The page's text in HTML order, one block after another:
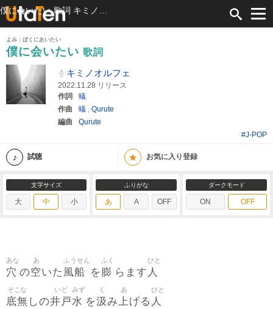
よみ：ぼくにあいたい
僕に会いたい 歌詞
キミノオルフェ
2022.11.28 リリース
作詞
蟻
作曲
蟻 , Qurute
編曲
Qurute
#J-POP
試聴 ★ お気に入り登録
文字サイズ
大 中 小
ふりがな
あ A OFF
ダークモード
ON OFF
穴
あな
の空
あ
いた 風船
ふうせん
を膨
ふく
らます 人
ひと
底無
そこな
しの井戸
いど
水
みず
を汲
く
み上
あ
げる 人
ひと